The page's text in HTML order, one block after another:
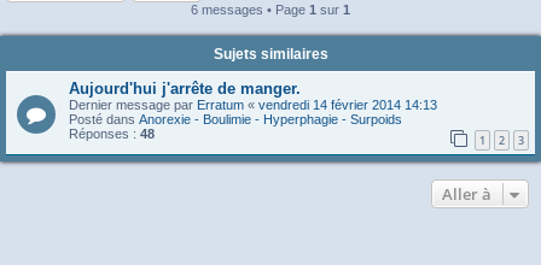
6 messages • Page 1 sur 1
Sujets similaires
Aujourd'hui j'arrête de manger.
Dernier message par Erratum « vendredi 14 février 2014 14:13
Posté dans Anorexie - Boulimie - Hyperphagie - Surpoids
Réponses : 48 1 2 3
Aller à